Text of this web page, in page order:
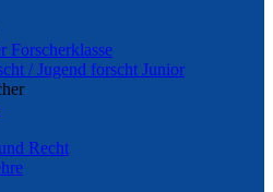
Forscherklasse
/ Jugend forscht Junior
Recht